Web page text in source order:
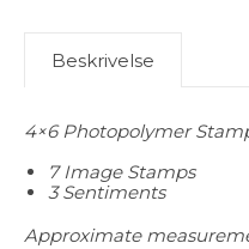
Beskrivelse
4×6 Photopolymer
7 Image Stamps
3 Sentiments
Approximate